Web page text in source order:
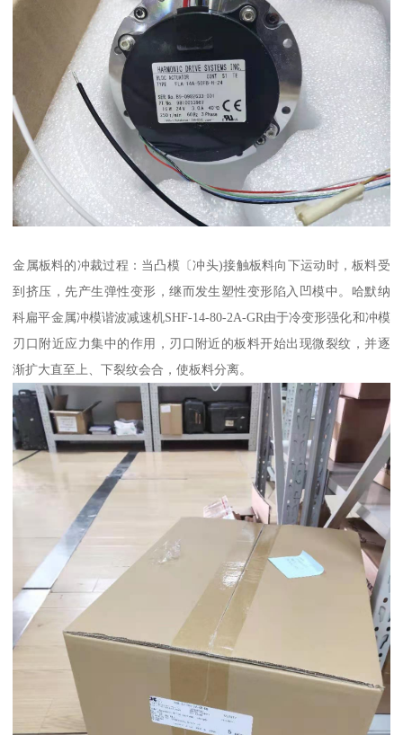
金属板料的冲裁过程：当凸模〔冲头)接触板料向下运动时，板料受
到挤压，先产生弹性变形，继而发生塑性变形陷入凹模中。哈默纳
科扁平金属冲模谐波减速机SHF-14-80-2A-GR由于冷变形强化和冲模
刃口附近应力集中的作用，刃口附近的板料开始出现微裂纹，并逐
渐扩大直至上、下裂纹会合，使板料分离。